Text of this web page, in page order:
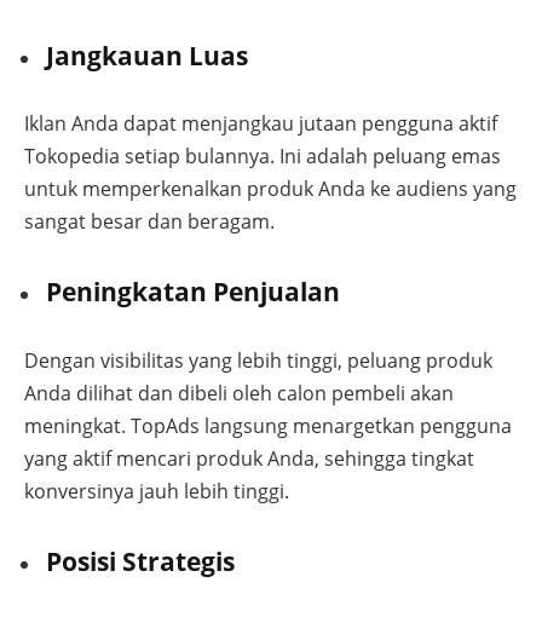
Jangkauan Luas
Iklan Anda dapat menjangkau jutaan pengguna aktif
Tokopedia setiap bulannya. Ini adalah peluang emas
untuk memperkenalkan produk Anda ke audiens yang
sangat besar dan beragam.
Peningkatan Penjualan
Dengan visibilitas yang lebih tinggi, peluang produk
Anda dilihat dan dibeli oleh calon pembeli akan
meningkat. TopAds langsung menargetkan pengguna
yang aktif mencari produk Anda, sehingga tingkat
konversinya jauh lebih tinggi.
Posisi Strategis